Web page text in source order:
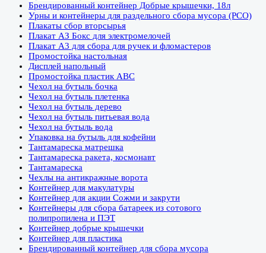
Брендированный контейнер Добрые крышечки, 18л
Урны и контейнеры для раздельного сбора мусора (РСО)
Плакаты сбор вторсырья
Плакат АЗ Бокс для электромелочей
Плакат А3 для сбора для ручек и фломастеров
Промостойка настольная
Дисплей напольный
Промостойка пластик АВС
Чехол на бутыль бочка
Чехол на бутыль плетенка
Чехол на бутыль дерево
Чехол на бутыль питьевая вода
Чехол на бутыль вода
Упаковка на бутыль для кофейни
Тантамареска матрешка
Тантамареска ракета, космонавт
Тантамареска
Чехлы на антикражные ворота
Контейнер для макулатуры
Контейнер для акции Сожми и закрути
Контейнеры для сбора батареек из сотового
полипропилена и ПЭТ
Контейнер добрые крышечки
Контейнер для пластика
Брендированный контейнер для сбора мусора